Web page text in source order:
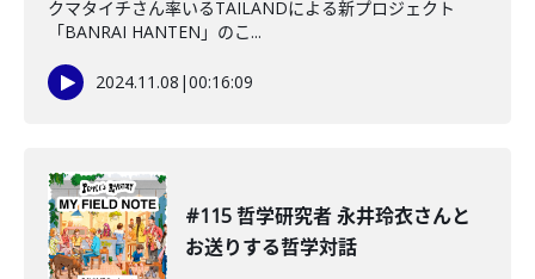
クマタイチさん率いるTAILANDによる新プロジェクト
「BANRAI HANTEN」のこ...
2024.11.08 |00:16:09
#115 哲学研究者 永井玲衣さんと
お送りする哲学対話